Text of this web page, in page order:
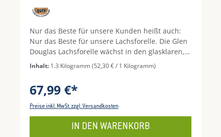
Nur das Beste für unsere Kunden heißt auch:
Nur das Beste für unsere Lachsforelle. Die Glen
Douglas Lachsforelle wächst in den glasklaren,
eisigen Meerwasserlochs Schottlands auf. Dort
hat sie viel Platz, denn pro 100 Liter frischestem
Die Familienbetriebe, die seit Generationen die
Forellenzucht betreiben, legen Wert auf
Antibiotika und Wachstumshormone. Das ist das
Inhalt: 1.3 Kilogramm(52,30 € / 1 Kilogramm)
67,99 €*
Preise inkl. MwSt. zzgl. Versandkosten
IN DEN WARENKORB